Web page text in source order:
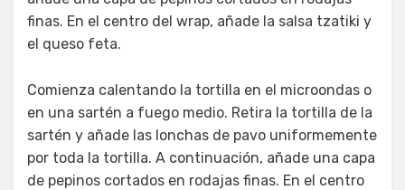
finas. En el centro del wrap, añade la salsa tzatiki y
el queso feta.
Comienza calentando la tortilla en el microondas o
en una sartén a fuego medio. Retira la tortilla de la
sartén y añade las lonchas de pavo uniformemente
por toda la tortilla. A continuación, añade una capa
de pepinos cortados en rodajas finas. En el centro